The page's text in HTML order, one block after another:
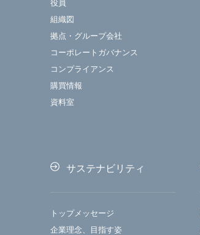
組織図
拠点・グループ会社
コーポレートガバナンス
コンプライアンス
購買情報
資料室
サステナビリティ
トップメッセージ
企業理念、目指す姿